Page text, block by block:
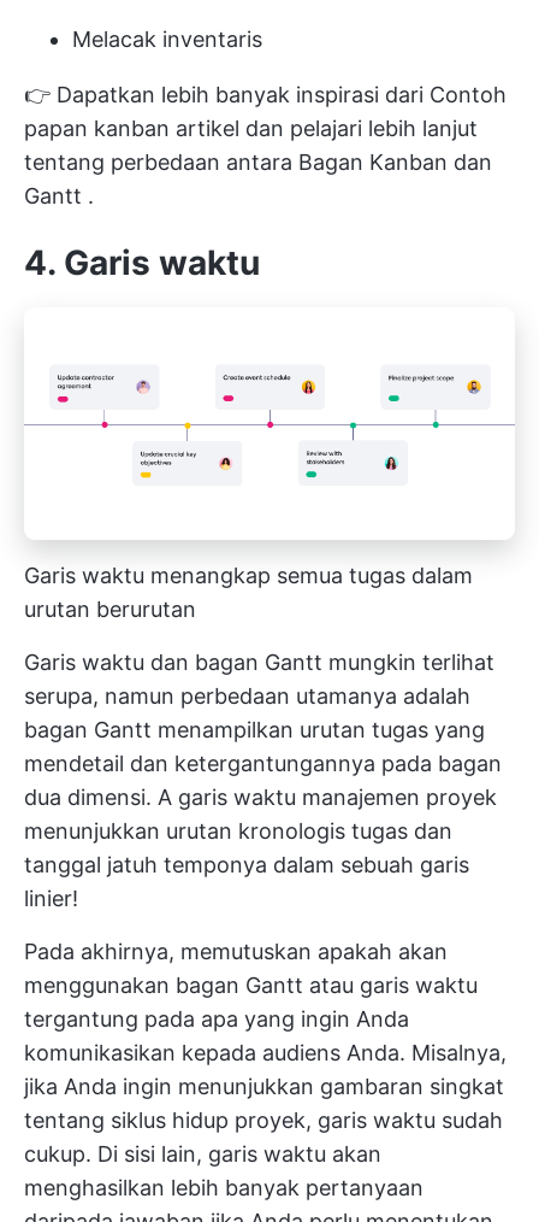
Melacak inventaris
👉 Dapatkan lebih banyak inspirasi dari Contoh
papan kanban artikel dan pelajari lebih lanjut
tentang perbedaan antara Bagan Kanban dan
Gantt .
4. Garis waktu
Garis waktu menangkap semua tugas dalam
urutan berurutan
Garis waktu dan bagan Gantt mungkin terlihat
serupa, namun perbedaan utamanya adalah
bagan Gantt menampilkan urutan tugas yang
mendetail dan ketergantungannya pada bagan
dua dimensi. A garis waktu manajemen proyek
menunjukkan urutan kronologis tugas dan
tanggal jatuh temponya dalam sebuah garis
linier!
Pada akhirnya, memutuskan apakah akan
menggunakan bagan Gantt atau garis waktu
tergantung pada apa yang ingin Anda
komunikasikan kepada audiens Anda. Misalnya,
jika Anda ingin menunjukkan gambaran singkat
tentang siklus hidup proyek, garis waktu sudah
cukup. Di sisi lain, garis waktu akan
menghasilkan lebih banyak pertanyaan